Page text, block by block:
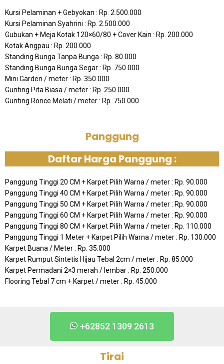
Kursi Pelaminan + Gebyokan : Rp. 2.500.000
Kursi Pelaminan Syahrini : Rp. 2.500.000
Gubukan + Meja Kotak 120×60/80 + Cover Kain : Rp. 200.000
Kotak Angpau : Rp. 200.000
Standing Bunga Tanpa Bunga : Rp. 80.000
Standing Bunga Bunga Segar : Rp. 750.000
Mini Garden / meter : Rp. 350.000
Gunting Pita Biasa / meter : Rp. 250.000
Gunting Ronce Melati / meter : Rp. 750.000
Panggung
Daftar Harga Panggung :
Panggung Tinggi 20 CM + Karpet Pilih Warna / meter : Rp. 90.000
Panggung Tinggi 40 CM + Karpet Pilih Warna / meter : Rp. 90.000
Panggung Tinggi 50 CM + Karpet Pilih Warna / meter : Rp. 90.000
Panggung Tinggi 60 CM + Karpet Pilih Warna / meter : Rp. 90.000
Panggung Tinggi 80 CM + Karpet Pilih Warna / meter : Rp. 110.000
Panggung Tinggi 1 Meter + Karpet Pilih Warna / meter : Rp. 130.000
Karpet Buana / Meter : Rp. 35.000
Karpet Rumput Sintetis Hijau Tebal 2cm / meter : Rp. 85.000
Karpet Permadani 2×3 merah / lembar : Rp. 250.000
Flooring Tebal 7 cm + Karpet / meter : Rp. 45.000
+62852 1309 2613
Tirai